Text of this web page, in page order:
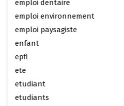
emploi dentaire
emploi environnement
emploi paysagiste
enfant
epfl
ete
etudiant
etudiants